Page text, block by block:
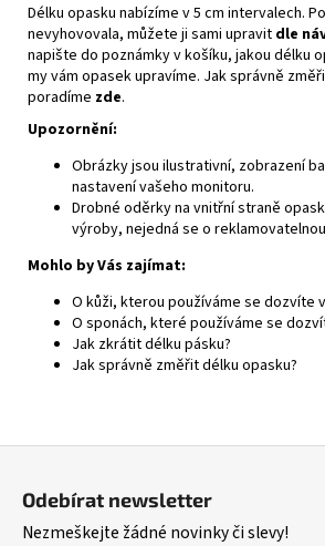
Délku opasku nabízíme v 5 cm intervalech.
nevyhovovala, můžete ji sami upravit dle
napište do poznámky v košíku, jakou délku
my vám opasek upravíme. Jak správně
poradíme zde.
Upozornění:
Obrázky jsou ilustrativní, zobrazení
nastavení vašeho monitoru.
Drobné oděrky na vnitřní straně
výroby, nejedná se o
Mohlo by Vás zajímat:
O kůži, kterou používáme se dozvíte
O sponách, které používáme se
Jak zkrátit délku pásku?
Jak správně změřit délku opasku?
Odebírat newsletter
Nezmeškejte žádné novinky či slevy!